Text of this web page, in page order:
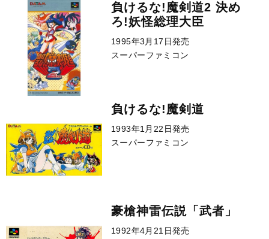
負けるな!魔剣道2 決め
ろ!妖怪総理大臣
1995年3月17日発売
スーパーファミコン
負けるな!魔剣道
1993年1月22日発売
スーパーファミコン
豪槍神雷伝説「武者」
1992年4月21日発売